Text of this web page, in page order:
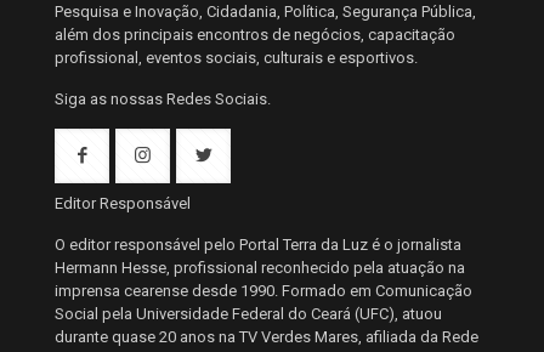
Pesquisa e Inovação, Cidadania, Política, Segurança Pública,
além dos principais encontros de negócios, capacitação
profissional, eventos sociais, culturais e esportivos.
Siga as nossas Redes Sociais.
Editor Responsável
O editor responsável pelo Portal Terra da Luz é o jornalista
Hermann Hesse, profissional reconhecido pela atuação na
imprensa cearense desde 1990. Formado em Comunicação
Social pela Universidade Federal do Ceará (UFC), atuou
durante quase 20 anos na TV Verdes Mares, afiliada da Rede